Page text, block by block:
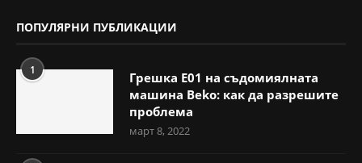
ПОПУЛЯРНИ ПУБЛИКАЦИИ
1
Грешка E01 на съдомиялната
машина Beko: как да разрешите
проблема
март 8, 2022